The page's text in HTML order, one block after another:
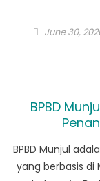
Posted
June 30,
BPBD
BPBD Munjul
yang berbasis di